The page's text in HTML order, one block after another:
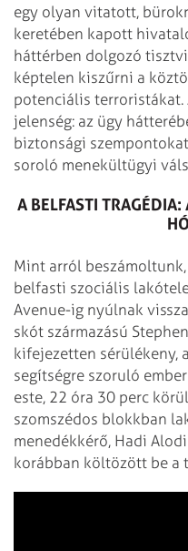
egy olyan vitatott,
keretében kapott
háttérben dolgozó
képtelen kiszűrni a
potenciális terroristákat.
jelenség: az ügy
biztonsági
soroló menekültügyi
A BELFASTI
Mint arról
belfasti szociális
Avenue-ig nyúlnak
skót származású
kifejezetten sérülékeny,
segítségre szoruló
este, 22 óra 30 perc
szomszédos blokkban
menedékkérő, Hadi
korábban költözött be a